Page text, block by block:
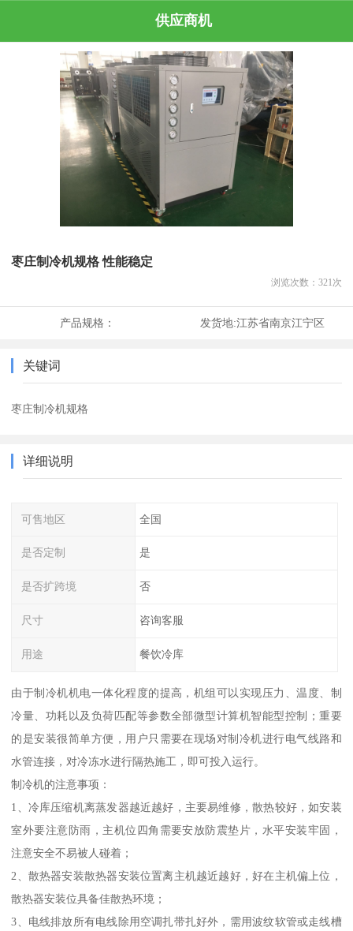
供应商机
枣庄制冷机规格 性能稳定
浏览次数： 321 次
产品规格： 发货地:江苏省南京江宁区
关键词
枣庄制冷机规格
详细说明
可售地区 全国
是否定制 是
是否扩跨境 否
尺寸 咨询客服
用途 餐饮冷库
由于制冷机机电一体化程度的提高，机组可以实现压力、温度、制
冷量、功耗以及负荷匹配等参数全部微型计算机智能型控制；重要
的是安装很简单方便，用户只需要在现场对制冷机进行电气线路和
水管连接，对冷冻水进行隔热施工，即可投入运行。
制冷机的注意事项：
1、冷库压缩机离蒸发器越近越好，主要易维修，散热较好，如安装
室外要注意防雨，主机位四角需要安放防震垫片，水平安装牢固，
注意安全不易被人碰着；
2、散热器安装散热器安装位置离主机越近越好，好在主机偏上位，
散热器安装位具备佳散热环境；
3、电线排放所有电线除用空调扎带扎好外，需用波纹软管或走线槽